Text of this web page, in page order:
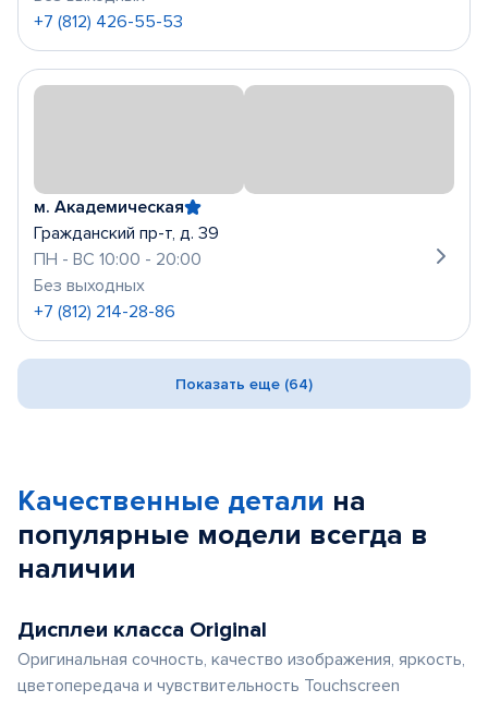
+7 (812) 426-55-53
м. Академическая
Гражданский пр-т, д. 39
ПН - ВС 10:00 - 20:00
Без выходных
+7 (812) 214-28-86
Показать еще (64)
Качественные детали на
популярные модели всегда в
наличии
Дисплеи класса Original
Оригинальная сочность, качество изображения, яркость,
цветопередача и чувствительность Touchscreen